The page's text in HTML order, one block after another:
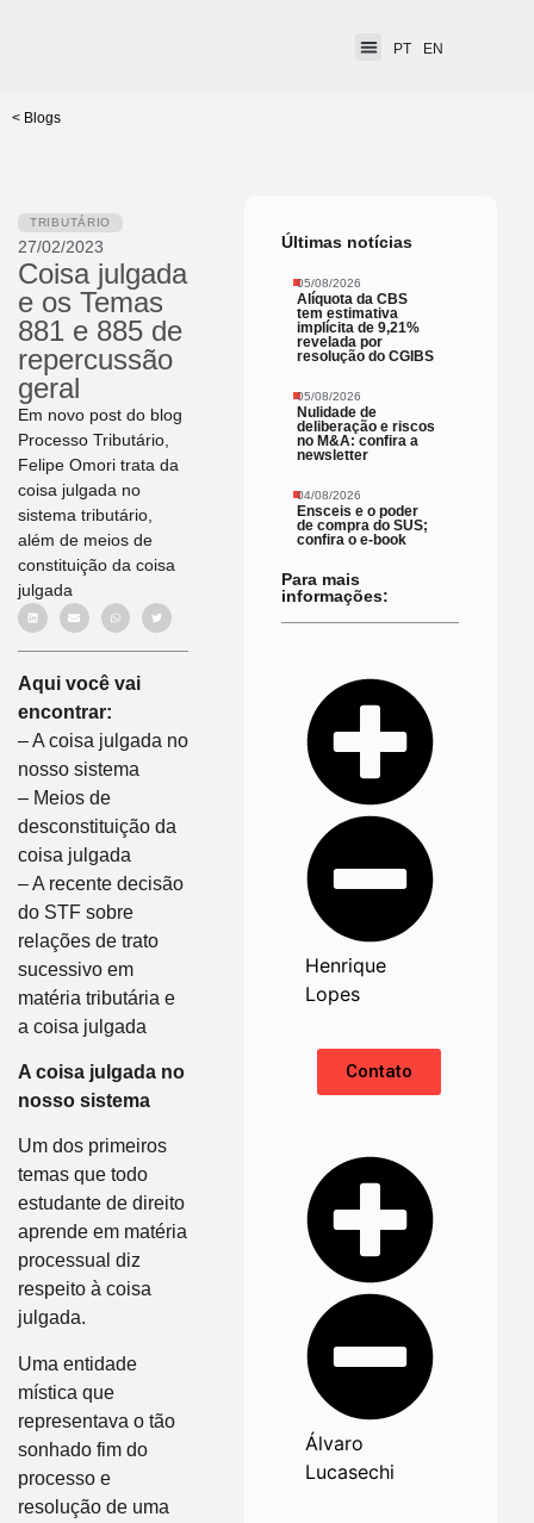
PT EN
< Blogs
TRIBUTÁRIO
27/02/2023
Coisa julgada
e os Temas
881 e 885 de
repercussão
geral
Em novo post do blog
Processo Tributário,
Felipe Omori trata da
coisa julgada no
sistema tributário,
além de meios de
constituição da coisa
julgada
Aqui você vai
encontrar:
– A coisa julgada no
nosso sistema
– Meios de
desconstituição da
coisa julgada
– A recente decisão
do STF sobre
relações de trato
sucessivo em
matéria tributária e
a coisa julgada
A coisa julgada no
nosso sistema
Um dos primeiros
temas que todo
estudante de direito
aprende em matéria
processual diz
respeito à coisa
julgada.
Uma entidade
mística que
representava o tão
sonhado fim do
processo e
resolução de uma
Últimas notícias
05/08/2026
Alíquota da CBS
tem estimativa
implícita de 9,21%
revelada por
resolução do CGIBS
05/08/2026
Nulidade de
deliberação e riscos
no M&A: confira a
newsletter
04/08/2026
Ensceis e o poder
de compra do SUS;
confira o e-book
Para mais
informações:
Henrique
Lopes
Contato
Álvaro
Lucasechi